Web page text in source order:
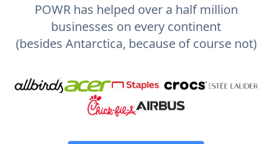
POWR has helped over a half million
businesses on every continent
(besides Antarctica, because of course not)